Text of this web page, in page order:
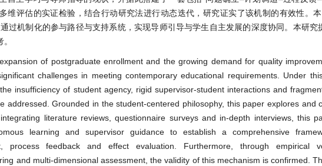
维评估的实证检验，结合行动研究法进行动态迭代，研究证实了该机制的有效性。
过机制化的参与路径与支持系统，实现导师引导与学生自主发展的深度协同。本研究
of postgraduate enrollment and the growing demand for quality
challenges in meeting contemporary educational requirements. Under
insufficiency of student agency, rigid supervisor-student interactions and
addressed. Grounded in the student-centered philosophy, this paper explores and
literature reviews, questionnaire surveys and in-depth interviews, this
learning and supervisor guidance to establish a comprehensive
process feedback and effect evaluation. Furthermore, through empirical
and multi-dimensional assessment, the validity of this mechanism is confirmed.